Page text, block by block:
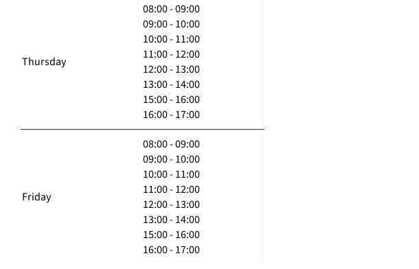
Thursday
08:00 - 09:00
09:00 - 10:00
10:00 - 11:00
11:00 - 12:00
12:00 - 13:00
13:00 - 14:00
15:00 - 16:00
16:00 - 17:00
Friday
08:00 - 09:00
09:00 - 10:00
10:00 - 11:00
11:00 - 12:00
12:00 - 13:00
13:00 - 14:00
15:00 - 16:00
16:00 - 17:00